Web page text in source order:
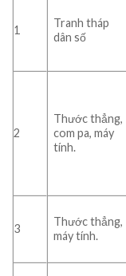
1
Tranh tháp
dân số
2
Thước thẳng,
com pa, máy
tính.
3
Thước thẳng,
máy tính.